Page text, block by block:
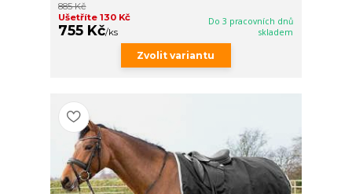
885 Kč
Ušetříte 130 Kč
755 Kč/ks
Do 3 pracovních dnů
skladem
Zvolit variantu